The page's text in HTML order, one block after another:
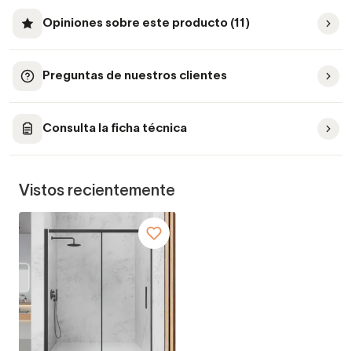
Opiniones sobre este producto (11)
Preguntas de nuestros clientes
Consulta la ficha técnica
Vistos recientemente